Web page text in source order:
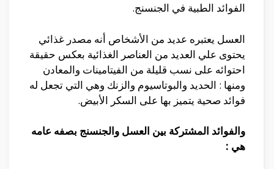
الفوائد الطبية في الجنسنج.
العسل يعتبره عديد من الأشخاص أنه مصدر غذائي
يحتوى علي العديد من العناصر الغذائية بعكس حقيقة
احتوائه على نسب قليلة من الفيتامينات والمعادن
ومنها : الحديد والبوتاسيوم والزنك وهي التي تجعل له
فوائد صحية يتميز بها على السكر الأبيض.
والفوائد المشتركة بين العسل والجنسنج بصفه عامه
هي :